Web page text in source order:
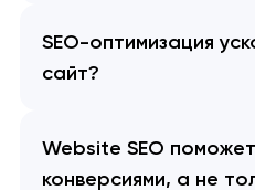
SEO-оптимизация
сайт?
Website SEO
конверсиями, а не